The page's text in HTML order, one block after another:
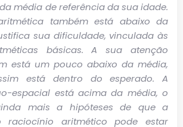
média de referência da sua idade.
também está abaixo da
sua dificuldade, vinculada às
básicas. A sua atenção
está um pouco abaixo da média,
está dentro do esperado. A
espacial está acima da média, o
mais a hipóteses de que a
raciocínio aritmético pode estar